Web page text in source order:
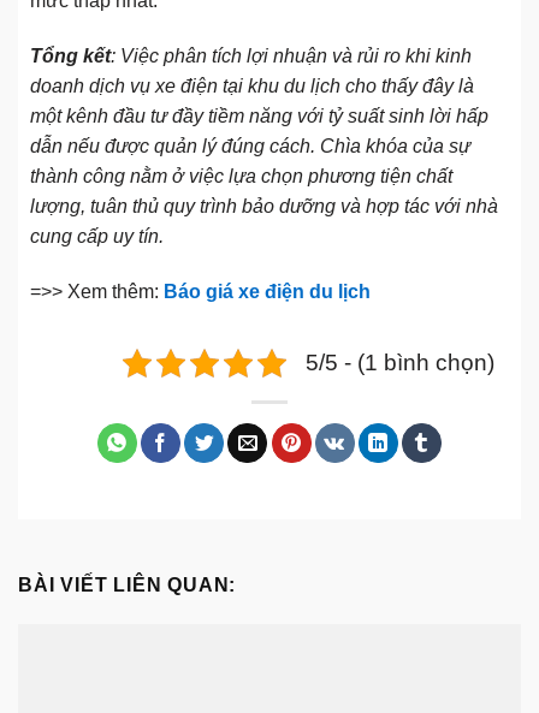
Tổng kết: Việc phân tích lợi nhuận và rủi ro khi kinh
doanh dịch vụ xe điện tại khu du lịch cho thấy đây là
một kênh đầu tư đầy tiềm năng với tỷ suất sinh lời hấp
dẫn nếu được quản lý đúng cách. Chìa khóa của sự
thành công nằm ở việc lựa chọn phương tiện chất
lượng, tuân thủ quy trình bảo dưỡng và hợp tác với nhà
cung cấp uy tín.
=>> Xem thêm: Báo giá xe điện du lịch
5/5 - (1 bình chọn)
BÀI VIẾT LIÊN QUAN: